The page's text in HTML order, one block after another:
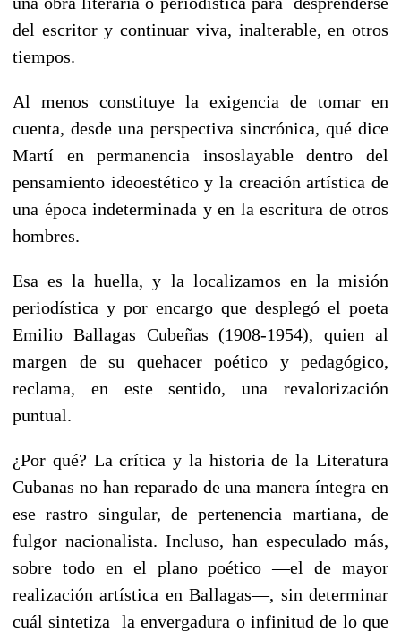
del escritor y continuar viva, inalterable, en otros
tiempos.
Al menos constituye la exigencia de tomar en
cuenta, desde una perspectiva sincrónica, qué dice
Martí en permanencia insoslayable dentro del
pensamiento ideoestético y la creación artística de
una época indeterminada y en la escritura de otros
hombres.
Esa es la huella, y la localizamos en la misión
periodística y por encargo que desplegó el poeta
Emilio Ballagas Cubeñas (1908-1954), quien al
margen de su quehacer poético y pedagógico,
reclama, en este sentido, una revalorización
puntual.
¿Por qué? La crítica y la historia de la Literatura
Cubanas no han reparado de una manera íntegra en
ese rastro singular, de pertenencia martiana, de
fulgor nacionalista. Incluso, han especulado más,
sobre todo en el plano poético —el de mayor
realización artística en Ballagas—, sin determinar
cuál sintetiza la envergadura o infinitud de lo que